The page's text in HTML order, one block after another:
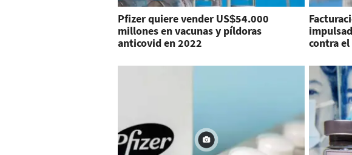
Pfizer quiere vender US$54.000
millones en vacunas y píldoras
anticovid en 2022
contra